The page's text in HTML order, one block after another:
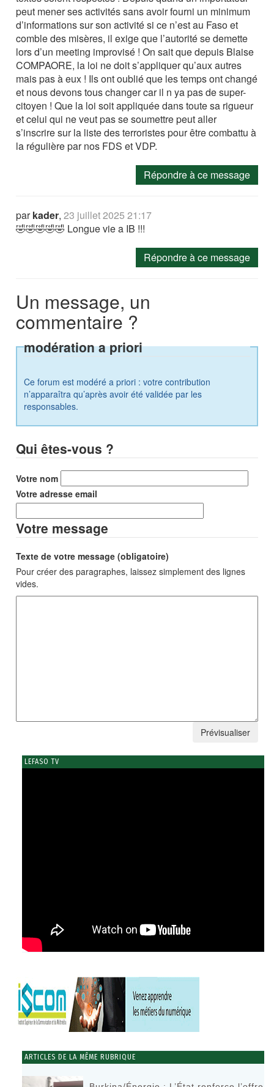
peut mener ses activités sans avoir fourni un minimum
d’informations sur son activité si ce n’est au Faso et
comble des misères, il exige que l’autorité se demette
lors d’un meeting improvisé ! On sait que depuis Blaise
COMPAORE, la loi ne doit s’appliquer qu’aux autres
mais pas à eux ! Ils ont oublié que les temps ont changé
et nous devons tous changer car il n ya pas de super-
citoyen ! Que la loi soit appliquée dans toute sa rigueur
et celui qui ne veut pas se soumettre peut aller
s’inscrire sur la liste des terroristes pour être combattu à
la régulière par nos FDS et VDP.
Répondre à ce message
parkader,23 juillet 2025 21:17
🤣🤣🤣🤣🤣 Longue vie a IB !!!
Répondre à ce message
Un message, un
commentaire ?
modération a priori
Ce forum est modéré a priori : votre contribution
n’apparaîtra qu’après avoir été validée par les
responsables.
Qui êtes-vous ?
Votre nom
Votre adresse email
Votre message
Texte de votre message (obligatoire)
Pour créer des paragraphes, laissez simplement des lignes
vides.
LEFASO TV
ARTICLES DE LA MÊME RUBRIQUE